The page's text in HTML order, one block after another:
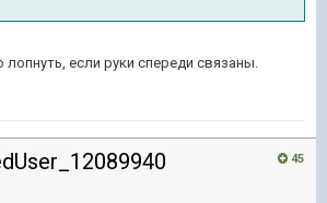
если руки спереди связаны.
45